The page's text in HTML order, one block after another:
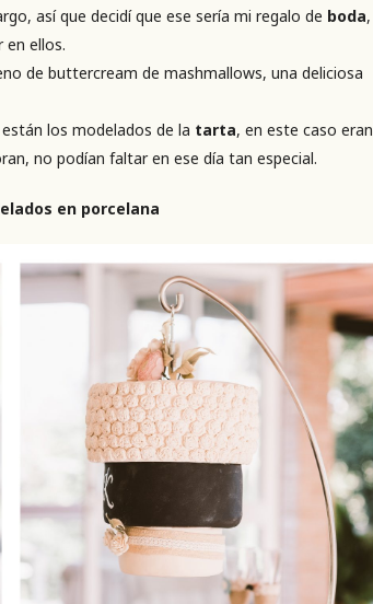
así que decidí que ese sería mi regalo de boda,
en ellos.
de buttercream de mashmallows, una deliciosa
los modelados de la tarta, en este caso eran
no podían faltar en ese día tan especial.
en porcelana